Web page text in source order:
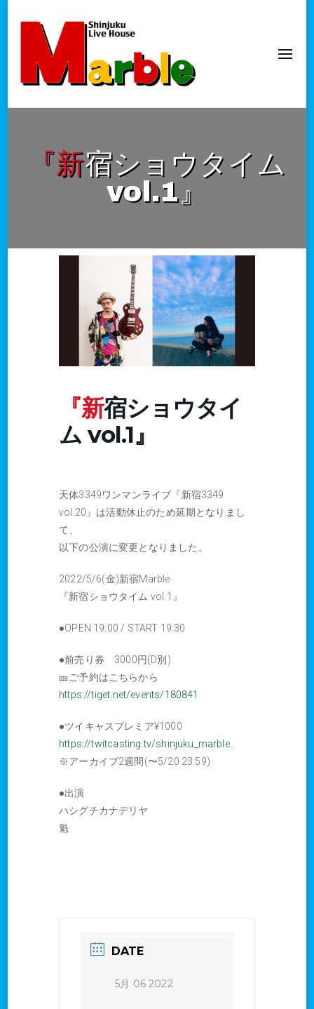
新宿Marble
official website
『新宿ショウタイム
vol.1』
『新宿ショウタイ
ム vol.1』
天体3349ワンマンライブ『新宿3349
vol.20』は活動休止のため延期となりまし
て、
以下の公演に変更となりました。
2022/5/6(金)新宿Marble
『新宿ショウタイム vol.1』
●OPEN 19:00 / START 19:30
●前売り券 3000円(D別)
🎫ご予約はこちらから
https://tiget.net/events/180841
●ツイキャスプレミア¥1000
https://twitcasting.tv/shinjuku_marble..
※アーカイブ2週間(〜5/20 23:59)
●出演
ハシグチカナデリヤ
魁
DATE
5月 06 2022